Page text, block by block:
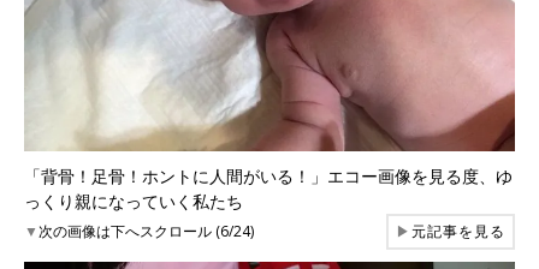
「背骨！足骨！ホントに人間がいる！」エコー画像を見る度、ゆ
っくり親になっていく私たち
▼次の画像は下へスクロール (6/24) ▶元記事を見る